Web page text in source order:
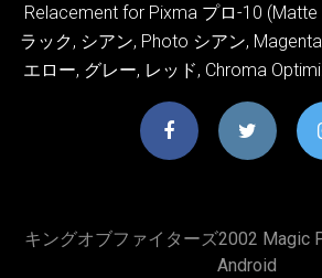
Relacement for Pixma プロ-10
ラック, シアン, Photo シアン,
エロー, グレー, レッド, Chroma
キングオブファイターズ2002 Magic
Android